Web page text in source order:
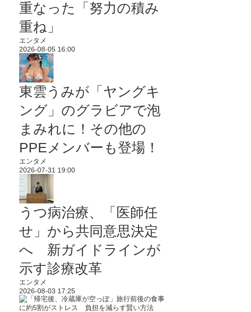
重なった「努力の積み
重ね」
エンタメ
2026-08-05 16:00
東雲うみが「ヤングキ
ング」のグラビアで泡
まみれに！その他の
PPEメンバーも登場！
エンタメ
2026-07-31 19:00
うつ病治療、「医師任
せ」から共同意思決定
へ 新ガイドラインが
示す診療改革
エンタメ
2026-08-03 17:25